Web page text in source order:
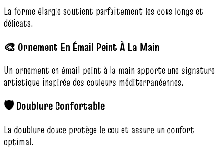
La forme élargie soutient parfaitement les cous longs et
délicats.
🎨 Ornement En Émail Peint À La Main
Un ornement en émail peint à la main apporte une signature
artistique inspirée des couleurs méditerranéennes.
🛡️ Doublure Confortable
La doublure douce protège le cou et assure un confort
optimal.